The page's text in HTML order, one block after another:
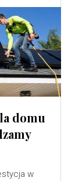
domu
w